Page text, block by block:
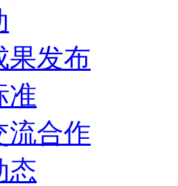
果发布
准
流合作
态